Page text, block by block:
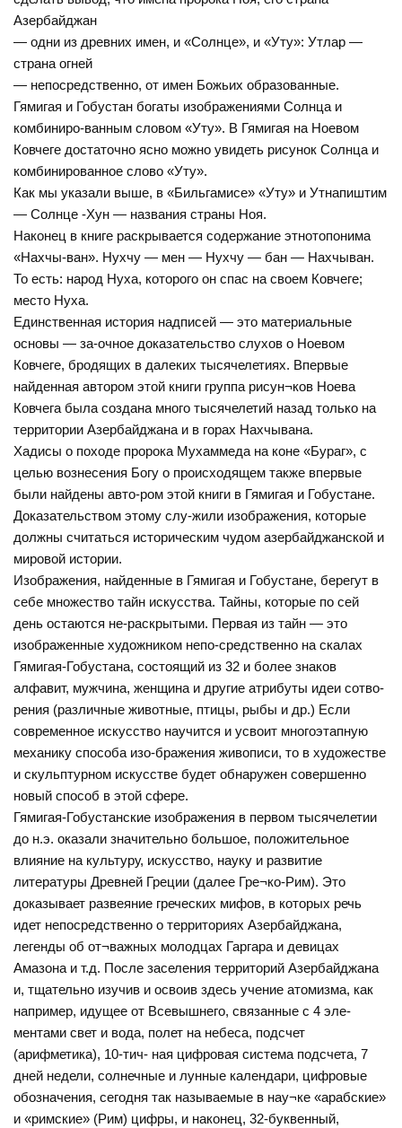
Азербайджан
— одни из древних имен, и «Солнце», и «Уту»: Утлар —
страна огней
— непосредственно, от имен Божьих образованные.
Гямигая и Гобустан богаты изображениями Солнца и
комбиниро-ванным словом «Уту». В Гямигая на Ноевом
Ковчеге достаточно ясно можно увидеть рисунок Солнца и
комбинированное слово «Уту».
Как мы указали выше, в «Бильгамисе» «Уту» и Утнапиштим
— Солнце -Хун — названия страны Ноя.
Наконец в книге раскрывается содержание этнотопонима
«Нахчы-ван». Нухчу — мен — Нухчу — бан — Нахчыван.
То есть: народ Нуха, которого он спас на своем Ковчеге;
место Нуха.
Единственная история надписей — это материальные
основы — за-очное доказательство слухов о Ноевом
Ковчеге, бродящих в далеких тысячелетиях. Впервые
найденная автором этой книги группа рисун¬ков Ноева
Ковчега была создана много тысячелетий назад только на
территории Азербайджана и в горах Нахчывана.
Хадисы о походе пророка Мухаммеда на коне «Бураг», с
целью вознесения Богу о происходящем также впервые
были найдены авто-ром этой книги в Гямигая и Гобустане.
Доказательством этому слу-жили изображения, которые
должны считаться историческим чудом азербайджанской и
мировой истории.
Изображения, найденные в Гямигая и Гобустане, берегут в
себе множество тайн искусства. Тайны, которые по сей
день остаются не-раскрытыми. Первая из тайн — это
изображенные художником непо-средственно на скалах
Гямигая-Гобустана, состоящий из 32 и более знаков
алфавит, мужчина, женщина и другие атрибуты идеи сотво-
рения (различные животные, птицы, рыбы и др.) Если
современное искусство научится и усвоит многоэтапную
механику способа изо-бражения живописи, то в художестве
и скульптурном искусстве будет обнаружен совершенно
новый способ в этой сфере.
Гямигая-Гобустанские изображения в первом тысячелетии
до н.э. оказали значительно большое, положительное
влияние на культуру, искусство, науку и развитие
литературы Древней Греции (далее Гре¬ко-Рим). Это
доказывает развеяние греческих мифов, в которых речь
идет непосредственно о территориях Азербайджана,
легенды об от¬важных молодцах Гаргара и девицах
Амазона и т.д. После заселения территорий Азербайджана
и, тщательно изучив и освоив здесь учение атомизма, как
например, идущее от Всевышнего, связанные с 4 эле-
ментами свет и вода, полет на небеса, подсчет
(арифметика), 10-тич- ная цифровая система подсчета, 7
дней недели, солнечные и лунные календари, цифровые
обозначения, сегодня так называемые в нау¬ке «арабские»
и «римские» (Рим) цифры, и наконец, 32-буквенный,